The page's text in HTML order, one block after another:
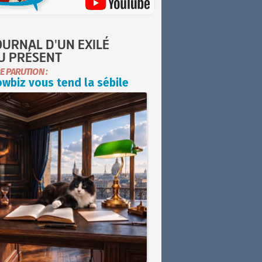
D'UN EXILÉ
PRÉSENT
PARUTION :
vous tend la sébile